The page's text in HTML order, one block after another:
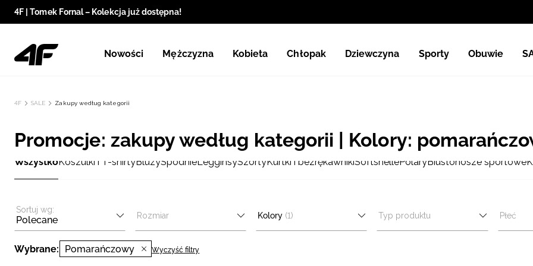
4F | Tomek Fornal – Kolekcja już dostępna!
Nowości Mężczyzna Kobieta Chłopak Dziewczyna Sporty Obuwie
4F SALE Zakupy według kategorii
Promocje: zakupy według kategorii | Kolory:
WszystkoKoszulki i T-shirtyBluzySpodnieLegginsySzortyKurtki i bezrękawnikiSoftshellePolaryBiustonosze sportowe
Sortuj wg:
Polecane Rozmiar Kolory (1) Typ produktu Płeć
Wybrane: Pomarańczowy Wyczyść filtry